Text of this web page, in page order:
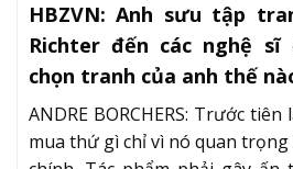
HBZVN: Anh sưu tập
Richter đến các nghệ sĩ
chọn tranh của anh thế
ANDRE BORCHERS: Trước
mua thứ gì chỉ vì nó quan trọng